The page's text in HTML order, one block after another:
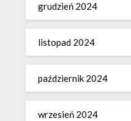
grudzień 2024
listopad 2024
październik 2024
wrzesień 2024